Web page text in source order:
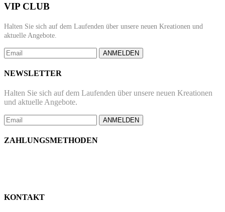
VIP CLUB
Halten Sie sich auf dem Laufenden über unsere neuen Kreationen und
aktuelle Angebote.
ANMELDEN
NEWSLETTER
Halten Sie sich auf dem Laufenden über unsere neuen Kreationen
und aktuelle Angebote.
ANMELDEN
ZAHLUNGSMETHODEN
KONTAKT